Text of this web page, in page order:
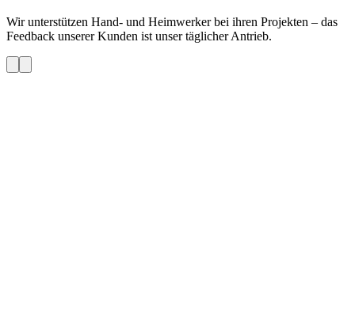
Wir unterstützen Hand- und Heimwerker bei ihren Projekten – das
Feedback unserer Kunden ist unser täglicher Antrieb.